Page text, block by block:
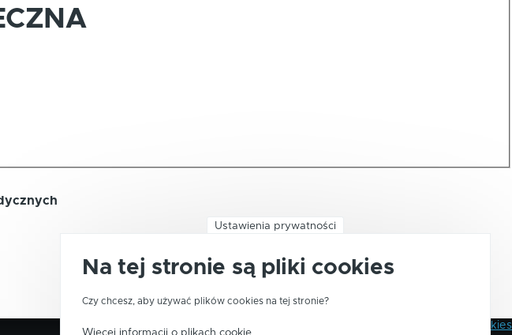
Pliki Cookies
Ustawienia prywatności
Na tej stronie są pliki cookies
Czy chcesz, aby używać plików cookies na tej stronie?
Więcej informacji o plikach cookie